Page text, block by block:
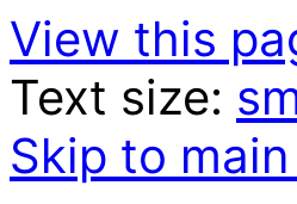
View this
Text size:
Skip to